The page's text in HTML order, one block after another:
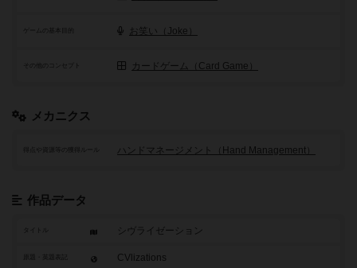
ゲームの基本目的 お笑い（Joke）
その他のコンセプト カードゲーム（Card Game）
メカニクス
ハンドマネージメント（Hand Management）
作品データ
タイトル シヴライゼーション
CVlizations